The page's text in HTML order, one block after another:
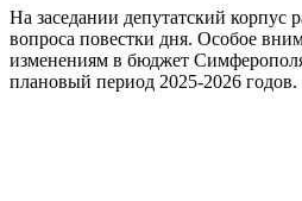
На заседании депутатский корпус
вопроса повестки дня. Особое
изменениям в бюджет
плановый период 2025-2026 годов.